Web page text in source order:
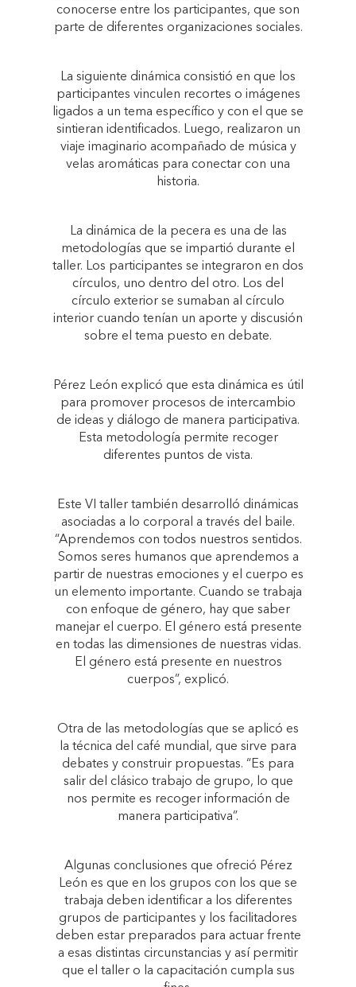
conocerse entre los participantes, que son
parte de diferentes organizaciones sociales.
La siguiente dinámica consistió en que los
participantes vinculen recortes o imágenes
ligados a un tema específico y con el que se
sintieran identificados. Luego, realizaron un
viaje imaginario acompañado de música y
velas aromáticas para conectar con una
historia.
La dinámica de la pecera es una de las
metodologías que se impartió durante el
taller. Los participantes se integraron en dos
círculos, uno dentro del otro. Los del
círculo exterior se sumaban al círculo
interior cuando tenían un aporte y discusión
sobre el tema puesto en debate.
Pérez León explicó que esta dinámica es útil
para promover procesos de intercambio
de ideas y diálogo de manera participativa.
Esta metodología permite recoger
diferentes puntos de vista.
Este VI taller también desarrolló dinámicas
asociadas a lo corporal a través del baile.
“Aprendemos con todos nuestros sentidos.
Somos seres humanos que aprendemos a
partir de nuestras emociones y el cuerpo es
un elemento importante. Cuando se trabaja
con enfoque de género, hay que saber
manejar el cuerpo. El género está presente
en todas las dimensiones de nuestras vidas.
El género está presente en nuestros
cuerpos”, explicó.
Otra de las metodologías que se aplicó es
la técnica del café mundial, que sirve para
debates y construir propuestas. “Es para
salir del clásico trabajo de grupo, lo que
nos permite es recoger información de
manera participativa”.
Algunas conclusiones que ofreció Pérez
León es que en los grupos con los que se
trabaja deben identificar a los diferentes
grupos de participantes y los facilitadores
deben estar preparados para actuar frente
a esas distintas circunstancias y así permitir
que el taller o la capacitación cumpla sus